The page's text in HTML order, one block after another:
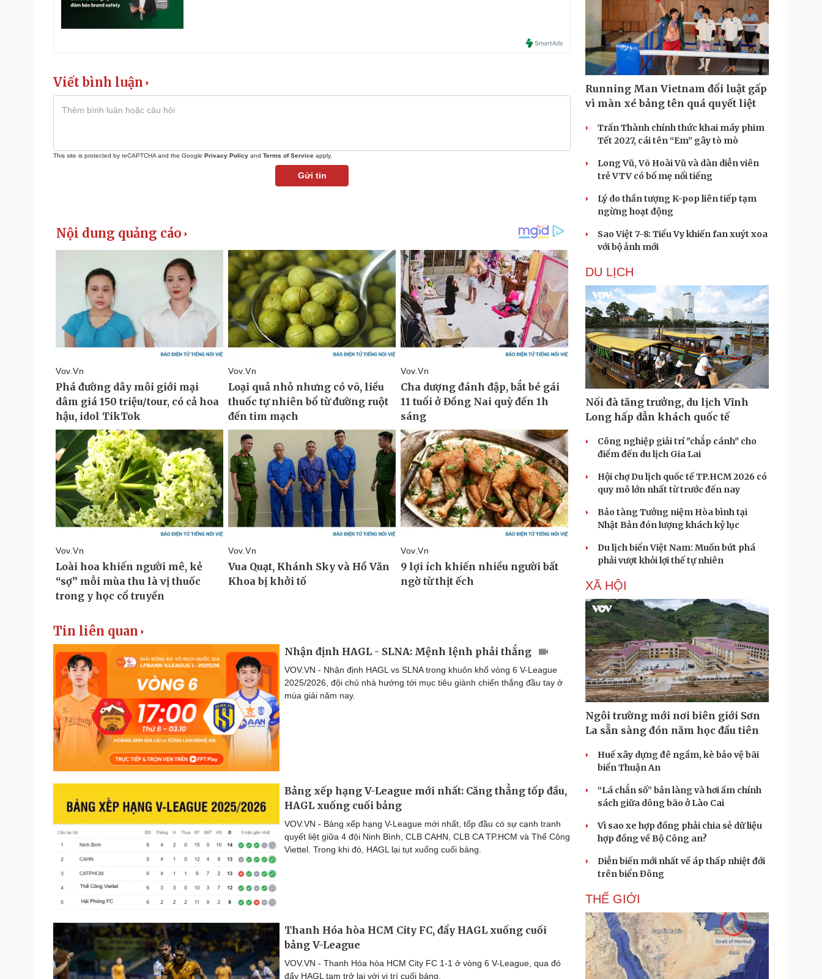
Viết bình luận
This site is protected by reCAPTCHA and the Google Privacy Policy and Terms of Service apply.
Gửi tin
Tin liên quan
Nhận định HAGL - SLNA: Mệnh lệnh phải thắng
VOV.VN - Nhận định HAGL vs SLNA trong khuôn khổ vòng 6 V-League
2025/2026, đội chủ nhà hướng tới mục tiêu giành chiến thắng đầu tay ở
mùa giải năm nay.
Bảng xếp hạng V-League mới nhất: Căng thẳng tốp đầu,
HAGL xuống cuối bảng
VOV.VN - Bảng xếp hạng V-League mới nhất, tốp đầu có sự cạnh tranh
quyết liệt giữa 4 đội Ninh Bình, CLB CAHN, CLB CA TP.HCM và Thể Công
Viettel. Trong khi đó, HAGL lại tụt xuống cuối bảng.
Thanh Hóa hòa HCM City FC, đẩy HAGL xuống cuối
bảng V-League
VOV.VN - Thanh Hóa hòa HCM City FC 1-1 ở vòng 6 V-League, qua đó
đẩy HAGL tạm trở lại với vị trí cuối bảng.
Running Man Vietnam đổi luật gấp
vì màn xé bảng tên quá quyết liệt
Trấn Thành chính thức khai máy phim
Tết 2027, cái tên “Em” gây tò mò
Long Vũ, Võ Hoài Vũ và dàn diễn viên
trẻ VTV có bố mẹ nổi tiếng
Lý do thần tượng K-pop liên tiếp tạm
ngừng hoạt động
Sao Việt 7-8: Tiểu Vy khiến fan xuýt xoa
với bộ ảnh mới
DU LỊCH
Nối đà tăng trưởng, du lịch Vĩnh
Long hấp dẫn khách quốc tế
Công nghiệp giải trí "chắp cánh" cho
điểm đến du lịch Gia Lai
Hội chợ Du lịch quốc tế TP.HCM 2026 có
quy mô lớn nhất từ trước đến nay
Bảo tàng Tưởng niệm Hòa bình tại
Nhật Bản đón lượng khách kỷ lục
Du lịch biển Việt Nam: Muốn bứt phá
phải vượt khỏi lợi thế tự nhiên
XÃ HỘI
Ngôi trường mới nơi biên giới Sơn
La sẵn sàng đón năm học đầu tiên
Huế xây dựng đê ngầm, kè bảo vệ bãi
biển Thuận An
“Lá chắn số” bản làng và hơi ấm chính
sách giữa dông bão ở Lào Cai
Vì sao xe hợp đồng phải chia sẻ dữ liệu
hợp đồng về Bộ Công an?
Diễn biến mới nhất về áp thấp nhiệt đới
trên biển Đông
THẾ GIỚI